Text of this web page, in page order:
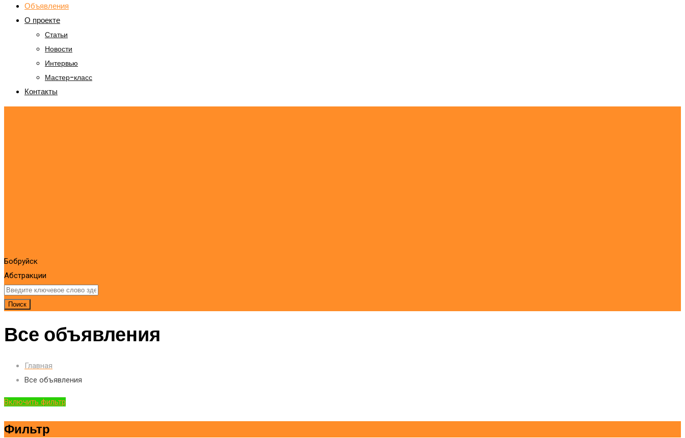
Объявления
О проекте
Статьи
Новости
Интервью
Мастер-класс
Контакты
Бобруйск
Абстракции
Поиск
Все объявления
Главная
Все объявления
Включить фильтр
Фильтр